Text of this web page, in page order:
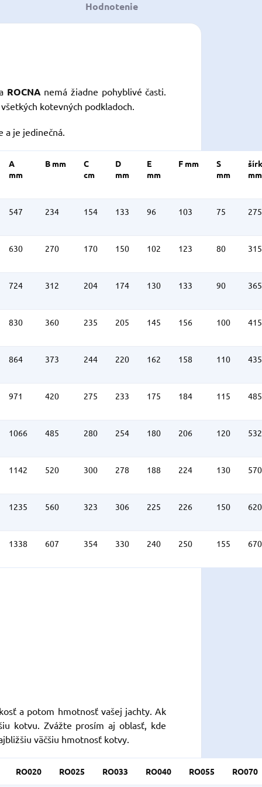
Hodnotenie
ROCNA nemá žiadne pohyblivé časti.
kotevných podkladoch.
a je jedinečná.
A
mm
B mm
C
cm
D
mm
E
mm
F mm
S
mm
mm
547 234 154 133 96 103 75 275
630 270 170 150 102 123 80 315
724 312 204 174 130 133 90 365
830 360 235 205 145 156 100 415
864 373 244 220 162 158 110 435
971 420 275 233 175 184 115 485
1066 485 280 254 180 206 120 532
1142 520 300 278 188 224 130 570
1235 560 323 306 225 226 150 620
1338 607 354 330 240 250 155 670
a potom hmotnosť vašej jachty. Ak
kotvu. Zvážte prosím aj oblasť, kde
väčšiu hmotnosť kotvy.
RO020 RO025 RO033 RO040 RO055 RO070